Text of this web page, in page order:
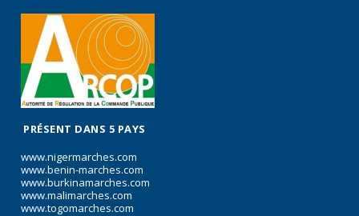
PRÉSENT DANS 5 PAYS
www.nigermarches.com
www.benin-marches.com
www.burkinamarches.com
www.malimarches.com
www.togomarches.com